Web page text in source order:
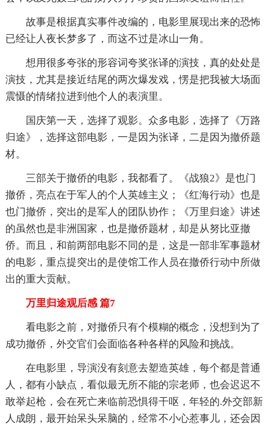
故事是根据真实事件改编的，电影里展现出来的恐怖
已经让人夜长梦多了，而这不过是冰山一角。
想用很多夸张的形容词夸奖张译的演技，真的处处是
演技，尤其是接近结尾的两次爆发戏，愣是把我被大场面
震慑的情绪拉进到他个人的表演里。
国庆第一天，选择了观影。众多电影，选择了《万路
归途》，选择这部电影，一是因为张译，二是因为撤侨题
材。
三部关于撤侨的电影，我都看了。《战狼2》是也门
撤侨，亮点在于军人的个人英雄主义；《红海行动》也是
也门撤侨，突出的是军人的团队协作；《万里归途》讲述
的虽然也是非洲国家，也是撤侨题材，却是从努比亚撤
侨。而且，和前两部电影不同的是，这是一部非军事题材
的电影，重点提突出的是使馆工作人员在撤侨行动中所做
出的重大贡献。
万里归途观后感 篇7
看电影之前，对撤侨只有个模糊的概念，没想到为了
成功撤侨，外交官们会面临各种各样的风险和挑战。
在电影里，导演没有刻意去塑造英雄，每个都是普通
人，都有小缺点，看似最无所不能的宗老师，也会迟迟不
敢举起枪，会在死亡来临前恐惧得干呕，年轻的.外交部新
人成朗，最开始呆头呆脑的，经常不小心惹事儿，还会因